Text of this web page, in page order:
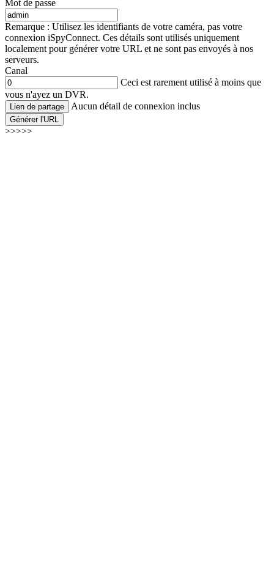
Mot de passe
Remarque : Utilisez les identifiants de votre caméra, pas votre
connexion iSpyConnect. Ces détails sont utilisés uniquement
localement pour générer votre URL et ne sont pas envoyés à nos
serveurs.
Canal
Ceci est rarement utilisé à moins que
vous n'ayez un DVR.
Lien de partage Aucun détail de connexion inclus
Générer l'URL
>>>>>